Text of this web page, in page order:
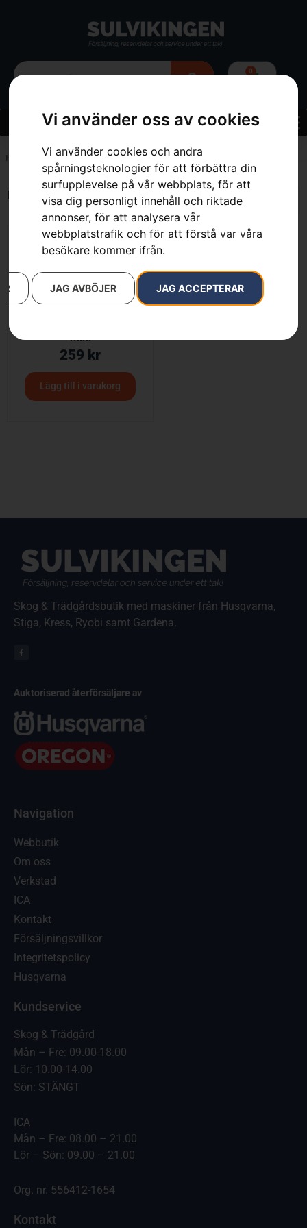
Vi använder oss av cookies
Vi använder cookies och andra
spårningsteknologier för att förbättra din
surfupplevelse på vår webbplats, för att
visa dig personligt innehåll och riktade
annonser, för att analysera vår
webbplatstrafik och för att förstå var våra
besökare kommer ifrån.
JAG ACCEPTERAR
JAG AVBÖJER
0
Hem 7333377025967
Endast ett sökresultat
mini
259 kr
Lägg till i varukorg
Skog & Trädgårdsbutik med maskiner från Husqvarna,
Stiga, Kress, Ryobi samt Gardena.
Auktoriserad återförsäljare av
Navigation
Webbutik
Om oss
Verkstad
ICA
Kontakt
Försäljningsvillkor
Integritetspolicy
Husqvarna
Kundservice
Skog & Trädgård
Mån – Fre: 09.00-18.00
Lör: 10.00-14.00
Sön: STÄNGT
ICA
Mån – Fre: 08.00 – 21.00
Lör – Sön: 09.00 – 21.00
Org. nr. 556412-1654
Kontakt